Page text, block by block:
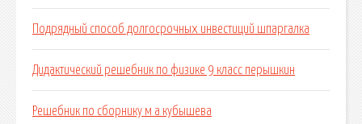
Подрядный способ долгосрочных инвестиций шпаргалка
Дидактический решебник по физике 9 класс перышкин
Решебник по сборнику м а кубышева